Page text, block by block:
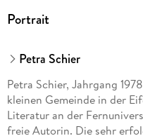
Portrait
Petra Schier
Petra Schier, Jahrgang
kleinen Gemeinde in der
Literatur an der
freie Autorin. Die sehr